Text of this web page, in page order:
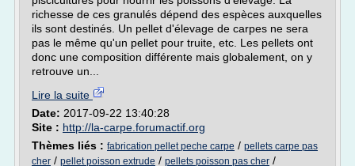
richesse de ces granulés dépend des espèces auxquelles
ils sont destinés. Un pellet d'élevage de carpes ne sera
pas le même qu'un pellet pour truite, etc. Les pellets ont
donc une composition différente mais globalement, on y
retrouve un...
Lire la suite
Date: 2017-09-22 13:40:28
Site : http://la-carpe.forumactif.org
Thèmes liés : fabrication pellet peche carpe / pellets carpe pas
cher / pellet poisson extrude / pellets poisson pas cher /